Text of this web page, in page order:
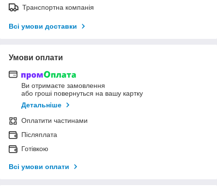
Транспортна компанія
Всі умови доставки
Умови оплати
Ви отримаєте замовлення
або гроші повернуться на вашу картку
Детальніше
Оплатити частинами
Післяплата
Готівкою
Всі умови оплати